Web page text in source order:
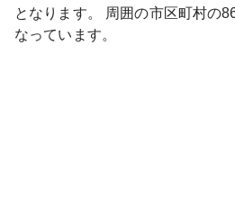
となります。
周囲の市区町村の
なっています。